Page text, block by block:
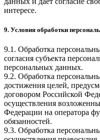
интересе.
9. Условия обработки
9.1. Обработка
согласия субъекта
персональных данных.
9.2. Обработка
достижения целей,
договором Российской
осуществления
Федерации на оператора
обязанностей.
9.3. Обработка